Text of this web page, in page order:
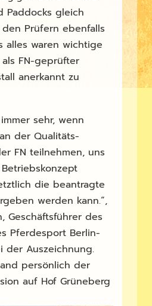
Paddocks gleich
Prüfern ebenfalls
alles waren wichtige
FN-geprüfter
anerkannt zu
sehr, wenn
der Qualitäts-
FN teilnehmen, uns
die beantragte
werden kann.“,
Geschäftsführer des
Pferdesport Berlin-
der Auszeichnung.
persönlich der
auf Hof Grüneberg